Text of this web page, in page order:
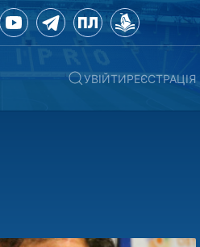
УВІЙТИРЕЄСТРАЦІЯ